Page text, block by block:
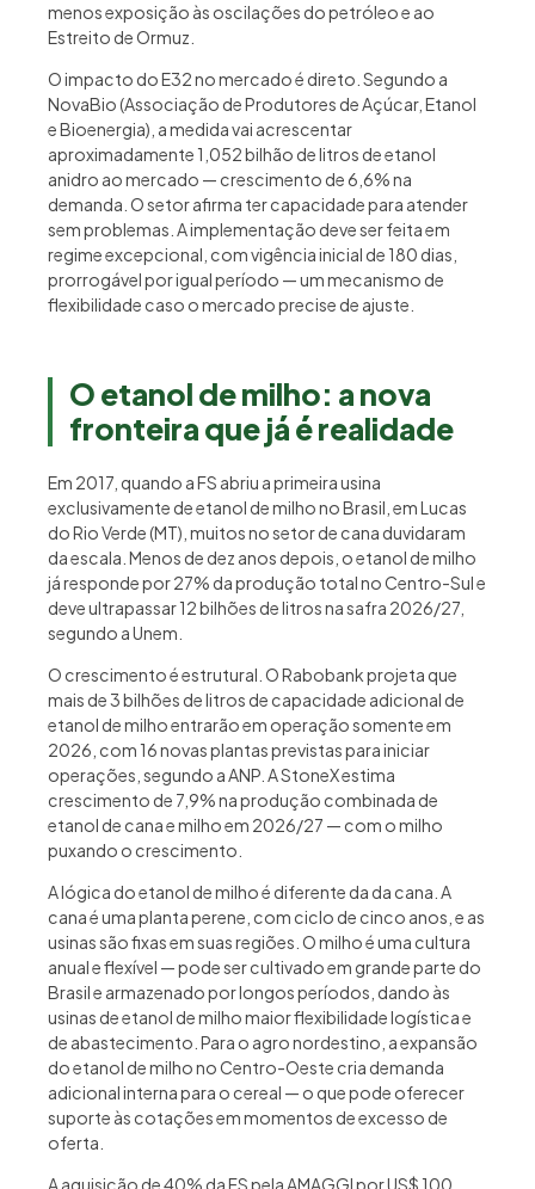
menos exposição às oscilações do petróleo e ao
Estreito de Ormuz.
O impacto do E32 no mercado é direto. Segundo a
NovaBio (Associação de Produtores de Açúcar, Etanol
e Bioenergia), a medida vai acrescentar
aproximadamente 1,052 bilhão de litros de etanol
anidro ao mercado — crescimento de 6,6% na
demanda. O setor afirma ter capacidade para atender
sem problemas. A implementação deve ser feita em
regime excepcional, com vigência inicial de 180 dias,
prorrogável por igual período — um mecanismo de
flexibilidade caso o mercado precise de ajuste.
O etanol de milho: a nova
fronteira que já é realidade
Em 2017, quando a FS abriu a primeira usina
exclusivamente de etanol de milho no Brasil, em Lucas
do Rio Verde (MT), muitos no setor de cana duvidaram
da escala. Menos de dez anos depois, o etanol de milho
já responde por 27% da produção total no Centro-Sul e
deve ultrapassar 12 bilhões de litros na safra 2026/27,
segundo a Unem.
O crescimento é estrutural. O Rabobank projeta que
mais de 3 bilhões de litros de capacidade adicional de
etanol de milho entrarão em operação somente em
2026, com 16 novas plantas previstas para iniciar
operações, segundo a ANP. A StoneX estima
crescimento de 7,9% na produção combinada de
etanol de cana e milho em 2026/27 — com o milho
puxando o crescimento.
A lógica do etanol de milho é diferente da da cana. A
cana é uma planta perene, com ciclo de cinco anos, e as
usinas são fixas em suas regiões. O milho é uma cultura
anual e flexível — pode ser cultivado em grande parte do
Brasil e armazenado por longos períodos, dando às
usinas de etanol de milho maior flexibilidade logística e
de abastecimento. Para o agro nordestino, a expansão
do etanol de milho no Centro-Oeste cria demanda
adicional interna para o cereal — o que pode oferecer
suporte às cotações em momentos de excesso de
oferta.
A aquisição de 40% da FS pela AMAGGI por US$ 100